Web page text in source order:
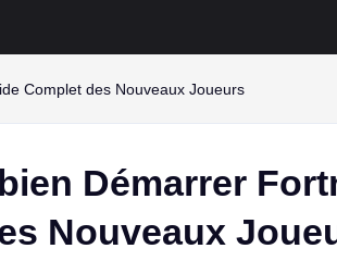
Complet des Nouveaux Joueurs
Démarrer
Nouveaux